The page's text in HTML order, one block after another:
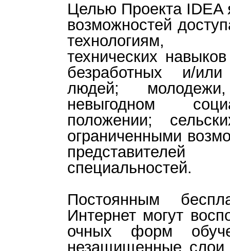
Целью Проекта IDEA
возможностей
технологиям,
технических
безработных и/
людей;
невыгодном
положении;
ограниченными
представителей
специальностей.
Постоянным
Интернет могут
очных форм
незащищенные слои